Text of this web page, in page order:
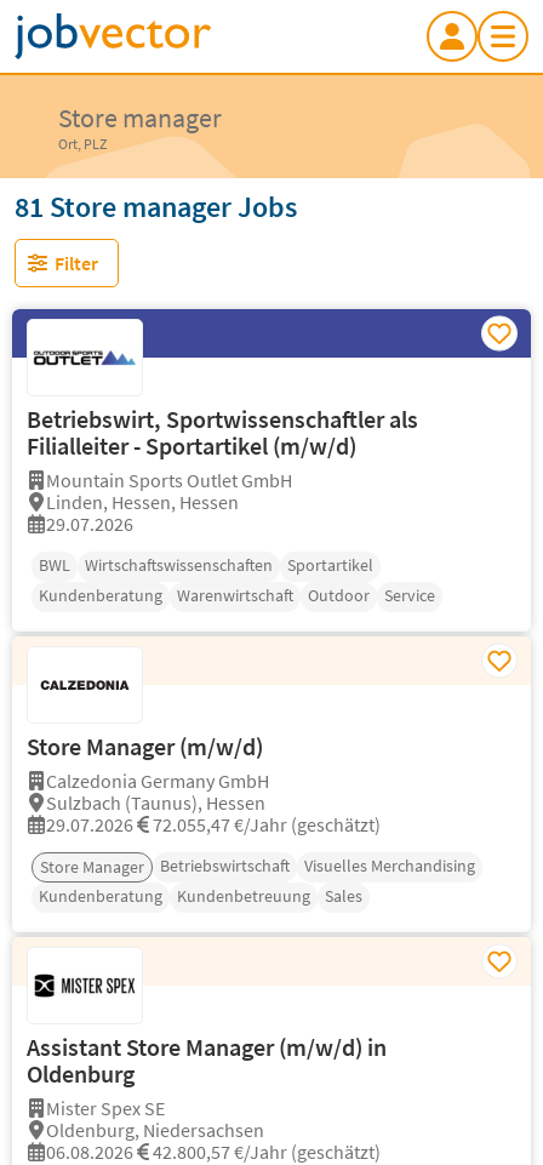
Store manager
Ort, PLZ
81 Store manager Jobs
Filter
Betriebswirt, Sportwissenschaftler als
Filialleiter - Sportartikel (m/w/d)
Mountain Sports Outlet GmbH
Linden, Hessen, Hessen
29.07.2026
BWL Wirtschaftswissenschaften
Sportartikel
Kundenberatung
Warenwirtschaft Outdoor Service
Store Manager (m/w/d)
Calzedonia Germany GmbH
Sulzbach (Taunus), Hessen
29.07.2026
72.055,47 €/Jahr (geschätzt)
Store Manager Betriebswirtschaft
Visuelles Merchandising
Kundenberatung
Kundenbetreuung Sales
Assistant Store Manager (m/w/d) in
Oldenburg
Mister Spex SE
Oldenburg, Niedersachsen
06.08.2026
42.800,57 €/Jahr (geschätzt)